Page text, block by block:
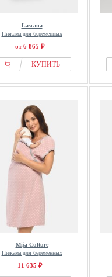
Lascana
Пижама для беременных
от 6 865 ₽
КУПИТЬ
Mija Culture
Пижама для беременных
11 635 ₽